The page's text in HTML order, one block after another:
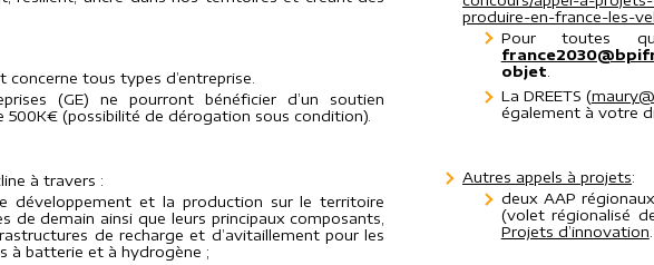
concerne tous types d’entreprise.
(GE) ne pourront bénéficier d’un soutien
500K€ (possibilité de dérogation sous condition).
à travers :
développement et la production sur le territoire
de demain ainsi que leurs principaux composants,
de recharge et d’avitaillement pour les
à batterie et à hydrogène ;
produire-en-france-les-
Pour toutes
objet
La DREETS (
également à votre
Autres appels à projets:
deux AAP
(volet régionalisé
Projets d’innovation